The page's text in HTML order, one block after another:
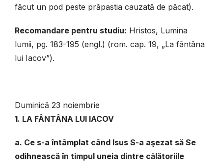
făcut un pod peste prăpastia cauzată de păcat).
Recomandare pentru studiu: Hristos, Lumina
lumii, pg. 183-195 (engl.) (rom. cap. 19, „La fântâna
lui Iacov”).
Duminică 23 noiembrie
1. LA FÂNTÂNA LUI IACOV
a. Ce s-a întâmplat când Isus S-a aşezat să Se
odihnească în timpul uneia dintre călătoriile